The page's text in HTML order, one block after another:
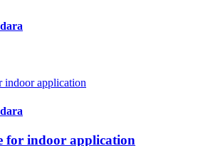
for indoor application